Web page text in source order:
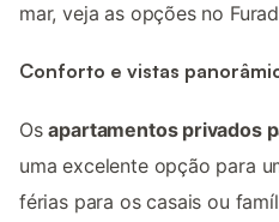
mar, veja as opções no
Conforto e vistas
Osapartamentos privados
uma excelente opção para
férias para os casais ou